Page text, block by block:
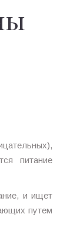
питание
и ищет
путем